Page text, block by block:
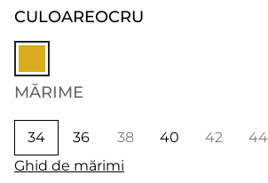
CULOAREOCRU
MĂRIME
34 36 38 40 42 44
Ghid de mărimi